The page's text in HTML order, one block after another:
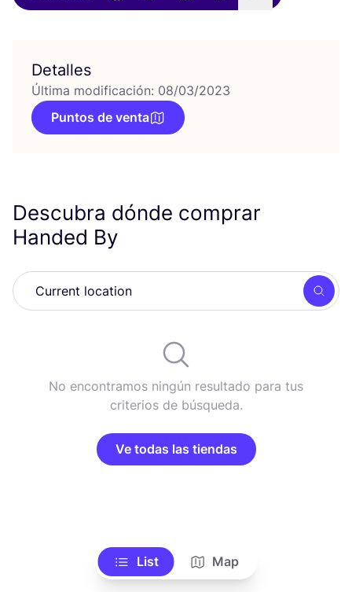
Detalles
Última modificación: 08/03/2023
Puntos de venta
Descubra dónde comprar
Handed By
No encontramos ningún resultado para tus
criterios de búsqueda.
Ve todas las tiendas
List Map